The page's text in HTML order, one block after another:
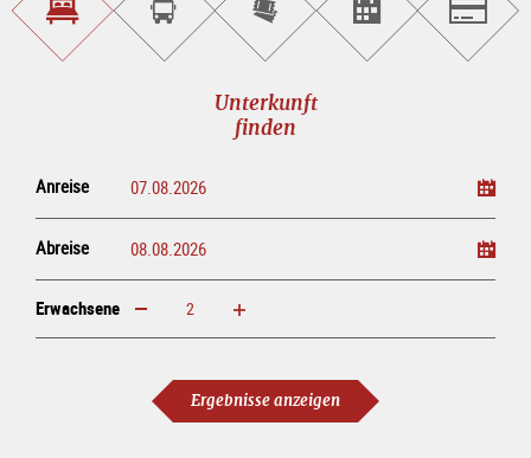
Unterkunft<br>findenSightseeing<br>Tour
buchen
Tickets
online<br>kaufen
Events<br>finden
Unterkunft
finden
Anreise
Abreise
Erwachsene erhöhen verringern
Ergebnisse anzeigen